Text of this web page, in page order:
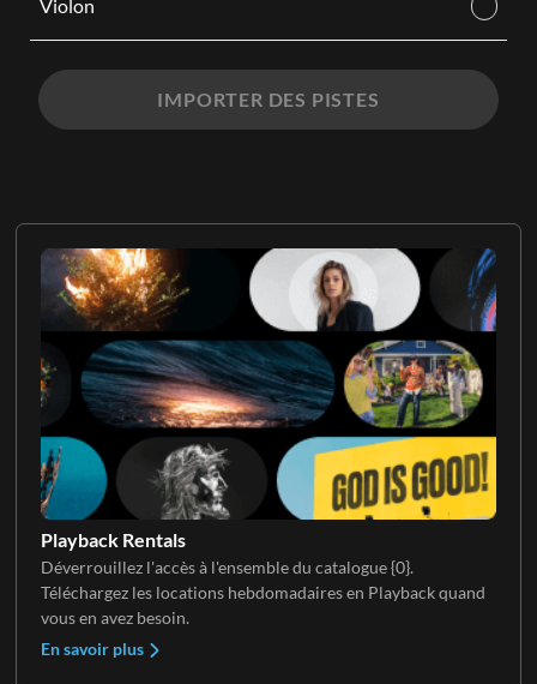
Playback Rentals
Déverrouillez l'accès à l'ensemble du catalogue {0}.
Téléchargez les locations hebdomadaires en Playback quand
vous en avez besoin.
En savoir plus
Violon
IMPORTER DES PISTES